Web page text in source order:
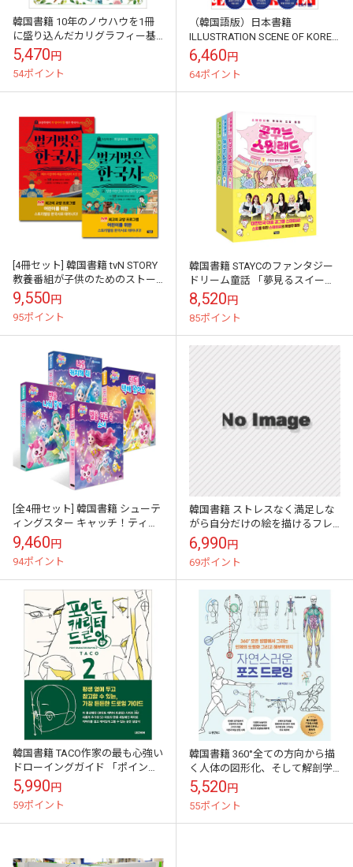
韓国書籍 10年のノウハウを1冊
に盛り込んだカリグラフィー基
本と実務教科書 「親切なカリグ
ラフィー教科書」
5,470円
54ポイント
（韓国語版）日本書籍
ILLUSTRATION SCENE OF KOREA
韓国イラストレーションの今 /
平泉康児
6,460円
64ポイント
[4冊セット] 韓国書籍 tvN STORY
教養番組が子供のためのストー
リーテリング韓国史に生まれる
「裸の韓国史 1～4巻セット...
9,550円
95ポイント
韓国書籍 STAYCのファンタジー
ドリーム童話 「夢見るスイート
ランド 1～3巻セット」 [初回限定
+セット特典付き]
8,520円
85ポイント
[全4冊セット] 韓国書籍 シューテ
ィングスター キャッチ！ティニ
ピン 心を満たす童話 シリーズ 4
巻セット [ハードカバー]
9,460円
94ポイント
韓国書籍 ストレスなく満足しな
がら自分だけの絵を描けるフレ
ンドリーな80種類のガイド 「シ
ークレット・キャラクター・ド
ローイング」
6,990円
69ポイント
韓国書籍 TACO作家の最も心強い
ドローイングガイド 「ポイン
ト・キャラクター・ドローイン
グ 2」
5,990円
59ポイント
韓国書籍 360°全ての方向から描
く人体の図形化、そして解剖学
まで 「自然なポーズドローイン
グ」
5,520円
55ポイント